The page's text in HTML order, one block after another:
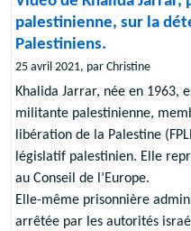
palestinienne, sur la
Palestiniens.
25 avril 2021, par Christine
Khalida Jarrar, née en 1963,
militante palestinienne,
libération de la Palestine
législatif palestinien. Elle
au Conseil de l’Europe.
Elle-même prisonnière
arrêtée par les autorités